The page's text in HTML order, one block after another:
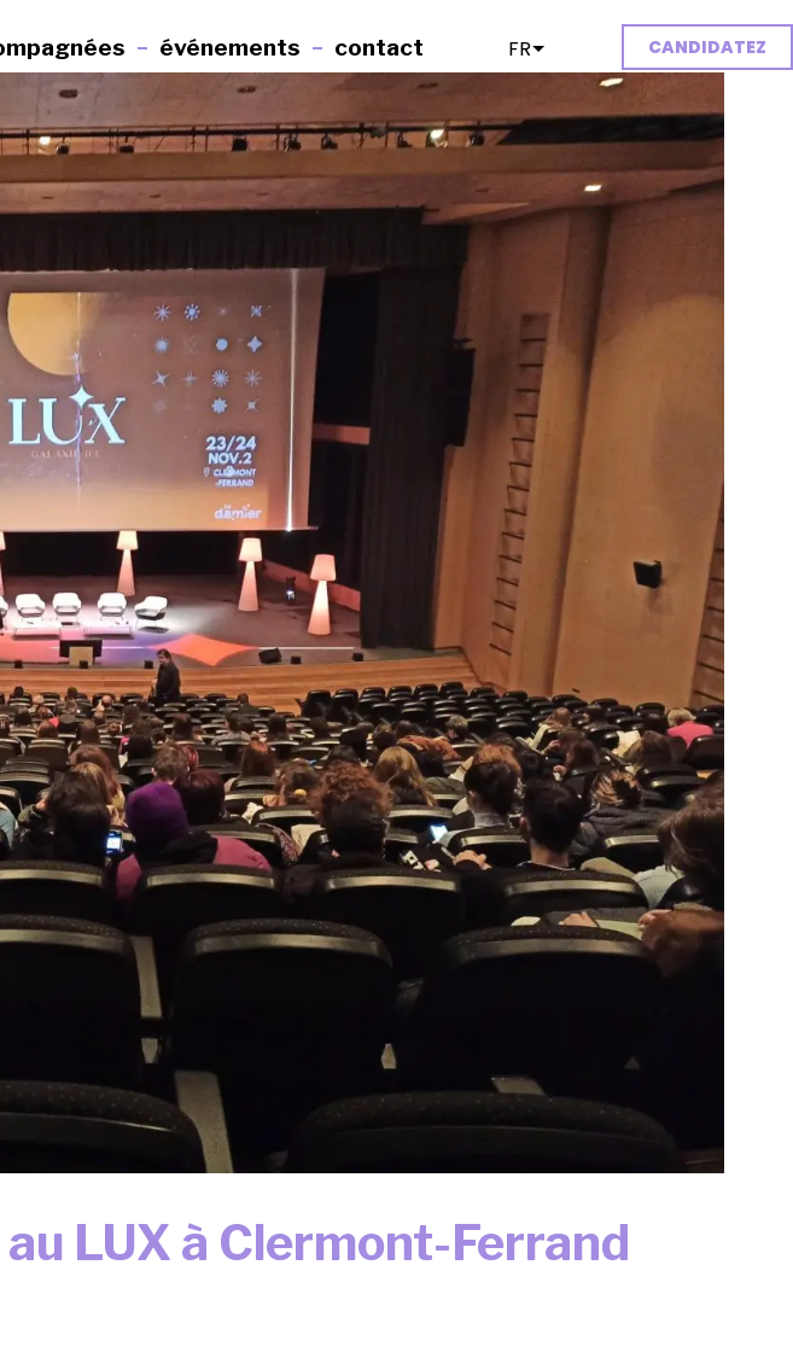
événements contact FR
EN CANDIDATEZ
LUX à Clermont-Ferrand